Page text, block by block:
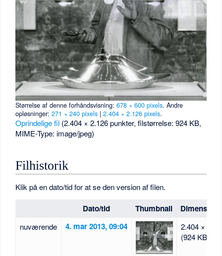
Størrelse af denne forhåndsvisning:678 × 600 pixels.Andre
opløsninger:271 × 240 pixels |2.404 × 2.126 pixels.
Oprindelige fil (2.404 × 2.126 punkter, filstørrelse: 924 KB,
MIME-Type: image/jpeg)
Filhistorik
Klik på en dato/tid for at se den version af filen.
Dato/tid Thumbnail
nuværende 4. mar 2013, 09:04
2.404 ×
(924 KB)